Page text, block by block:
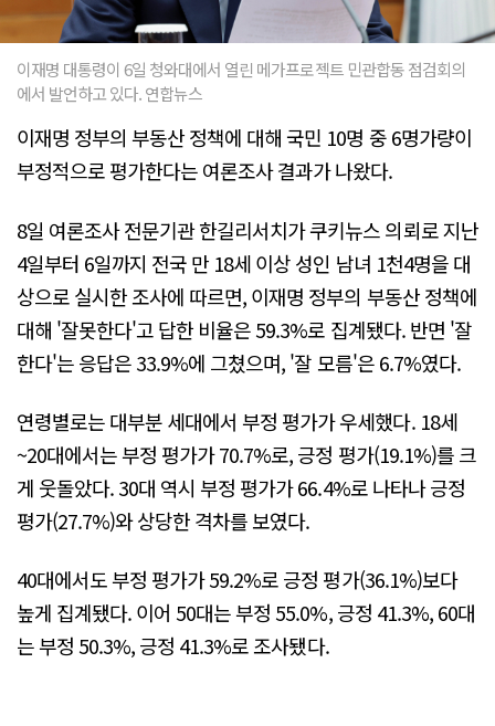
이재명 대통령이 6일 청와대에서 열린 메가프로젝트 민관합동 점검회의
에서 발언하고 있다. 연합뉴스
이재명 정부의 부동산 정책에 대해 국민 10명 중 6명가량이
부정적으로 평가한다는 여론조사 결과가 나왔다.
8일 여론조사 전문기관 한길리서치가 쿠키뉴스 의뢰로 지난
4일부터 6일까지 전국 만 18세 이상 성인 남녀 1천4명을 대
상으로 실시한 조사에 따르면, 이재명 정부의 부동산 정책에
대해 '잘못한다'고 답한 비율은 59.3%로 집계됐다. 반면 '잘
한다'는 응답은 33.9%에 그쳤으며, '잘 모름'은 6.7%였다.
연령별로는 대부분 세대에서 부정 평가가 우세했다. 18세
~20대에서는 부정 평가가 70.7%로, 긍정 평가(19.1%)를 크
게 웃돌았다. 30대 역시 부정 평가가 66.4%로 나타나 긍정
평가(27.7%)와 상당한 격차를 보였다.
40대에서도 부정 평가가 59.2%로 긍정 평가(36.1%)보다
높게 집계됐다. 이어 50대는 부정 55.0%, 긍정 41.3%, 60대
는 부정 50.3%, 긍정 41.3%로 조사됐다.